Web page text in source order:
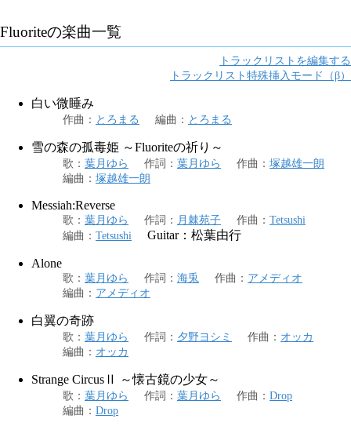
Fluoriteの楽曲一覧
トラックリストを編集する
トラックリスト特殊挿入モード（β）
白い微睡み
作曲 ： とろまる 編曲 ： とろまる
雪の森の孤毒姫 ～Fluoriteの祈り～
歌 ： 葉月ゆら 作詞 ： 葉月ゆら 作曲 ： 塚越雄一朗
編曲 ： 塚越雄一朗
Messiah:Reverse
歌 ： 葉月ゆら 作詞 ： 月棘苑子 作曲 ： Tetsushi
編曲 ： Tetsushi Guitar：松葉由行
Alone
歌 ： 葉月ゆら 作詞 ： 海兎 作曲 ： アメディオ
編曲 ： アメディオ
白翼の奇跡
歌 ： 葉月ゆら 作詞 ： 夕野ヨシミ 作曲 ： オッカ
編曲 ： オッカ
Strange CircusⅡ ～懐古鏡の少女～
歌 ： 葉月ゆら 作詞 ： 葉月ゆら 作曲 ： Drop
編曲 ： Drop